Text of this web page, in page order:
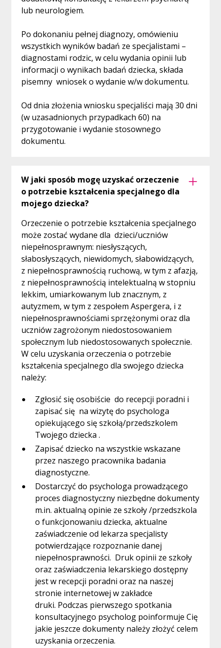
lub neurologiem.
Po dokonaniu pełnej diagnozy, omówieniu
wszystkich wyników badań ze specjalistami –
diagnostami rodzic, w celu wydania opinii lub
informacji o wynikach badań dziecka, składa
pisemny wniosek o wydanie w/w dokumentu.
Od dnia złożenia wniosku specjaliści mają 30 dni
(w uzasadnionych przypadkach 60) na
przygotowanie i wydanie stosownego
dokumentu.
W jaki sposób mogę uzyskać orzeczenie
o potrzebie kształcenia specjalnego dla
mojego dziecka?
Orzeczenie o potrzebie kształcenia specjalnego
może zostać wydane dla dzieci/uczniów
niepełnosprawnym: niesłyszących,
słabosłyszących, niewidomych, słabowidzących,
z niepełnosprawnością ruchową, w tym z afazją,
z niepełnosprawnością intelektualną w stopniu
lekkim, umiarkowanym lub znacznym, z
autyzmem, w tym z zespołem Aspergera, i z
niepełnosprawnościami sprzężonymi oraz dla
uczniów zagrożonym niedostosowaniem
społecznym lub niedostosowanych społecznie.
W celu uzyskania orzeczenia o potrzebie
kształcenia specjalnego dla swojego dziecka
należy:
Zgłosić się osobiście do recepcji poradni i
zapisać się na wizytę do psychologa
opiekującego się szkołą/przedszkolem
Twojego dziecka .
Zapisać dziecko na wszystkie wskazane
przez naszego pracownika badania
diagnostyczne.
Dostarczyć do psychologa prowadzącego
proces diagnostyczny niezbędne dokumenty
m.in. aktualną opinie ze szkoły /przedszkola
o funkcjonowaniu dziecka, aktualne
zaświadczenie od lekarza specjalisty
potwierdzające rozpoznanie danej
niepełnosprawności. Druk opinii ze szkoły
oraz zaświadczenia lekarskiego dostępny
jest w recepcji poradni oraz na naszej
stronie internetowej w zakładce
druki. Podczas pierwszego spotkania
konsultacyjnego psycholog poinformuje Cię
jakie jeszcze dokumenty należy złożyć celem
uzyskania orzeczenia.